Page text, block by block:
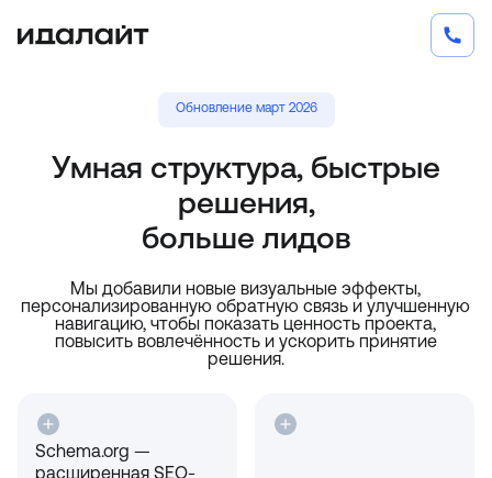
Обновление март 2026
Умная структура, быстрые
решения,
больше лидов
Мы добавили новые визуальные эффекты,
персонализированную обратную связь и улучшенную
навигацию, чтобы показать ценность проекта,
повысить вовлечённость и ускорить принятие
решения.
Schema.org —